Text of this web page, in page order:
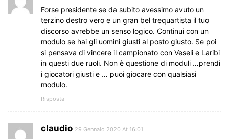
Forse presidente se da subito avessimo avuto un
terzino destro vero e un gran bel trequartista il tuo
discorso avrebbe un senso logico. Continui con un
modulo se hai gli uomini giusti al posto giusto. Se poi
si pensava di vincere il campionato con Veseli e Laribi
in questi due ruoli. Non è questione di moduli …prendi
i giocatori giusti e … puoi giocare con qualsiasi
modulo.
Risposta
claudio 29 Gennaio 2020 At 16:01